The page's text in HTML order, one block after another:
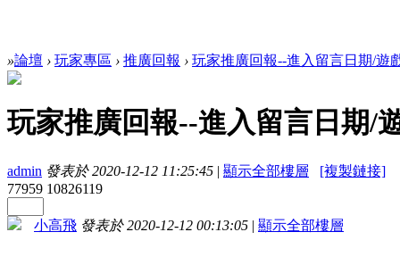
»論壇 › 玩家專區 › 推廣回報 › 玩家推廣回報--進入留言日期/遊
玩家推廣回報--進入留言日期/
admin 發表於 2020-12-12 11:25:45 | 顯示全部樓層
[複製鏈接]
77959 10826119
小高飛 發表於 2020-12-12 00:13:05 | 顯示全部樓層